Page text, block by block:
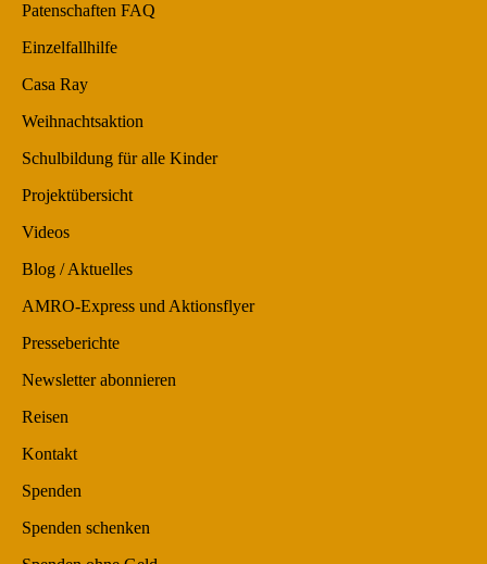
Patenschaften FAQ
Einzelfallhilfe
Casa Ray
Weihnachtsaktion
Schulbildung für alle Kinder
Projektübersicht
Videos
Blog / Aktuelles
AMRO-Express und Aktionsflyer
Presseberichte
Newsletter abonnieren
Reisen
Kontakt
Spenden
Spenden schenken